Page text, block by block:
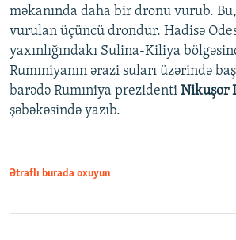
məkanında daha bir dronu vurub.
vurulan üçüncü drondur. Hadisə
yaxınlığındakı Sulina-Kiliya
Rumıniyanın ərazi suları üzərində
barədə Rumıniya prezidenti Nikuşor
şəbəkəsində yazıb.
Ətraflı burada oxuyun